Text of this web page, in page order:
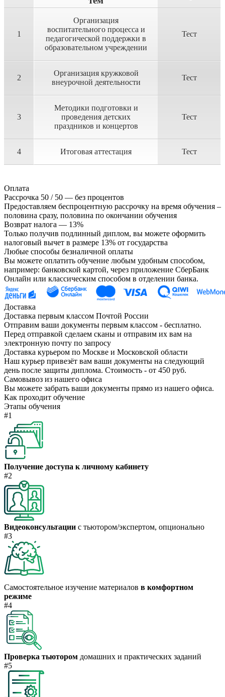
1
Организация
воспитательного процесса и
педагогической поддержки в
образовательном учреждении
Тест
2
Организация кружковой
внеурочной деятельности
Тест
3
Методики подготовки и
проведения детских
праздников и концертов
Тест
4 Итоговая аттестация Тест
Оплата
Рассрочка 50 / 50 — без процентов
Предоставляем беспроцентную рассрочку на время обучения –
половина сразу, половина по окончании обучения
Возврат налога — 13%
Только получив подлинный диплом, вы можете оформить
налоговый вычет в размере 13% от государства
Любые способы безналичной оплаты
Вы можете оплатить обучение любым удобным способом,
например: банковской картой, через приложение СберБанк
Онлайн или классическим способом в отделении банка.
Доставка
Доставка первым классом Почтой России
Отправим ваши документы первым классом - бесплатно.
Перед отправкой сделаем сканы и отправим их вам на
электронную почту по запросу
Доставка курьером по Москве и Московской области
Наш курьер привезёт вам ваши документы на следующий
день после защиты диплома. Стоимость - от 450 руб.
Самовывоз из нашего офиса
Вы можете забрать ваши документы прямо из нашего офиса.
Как проходит обучение
Этапы обучения
#1
Получение доступа к личному кабинету
#2
Видеоконсультации с тьютором/экспертом, опционально
#3
Самостоятельное изучение материалов в комфортном
режиме
#4
Проверка тьютором домашних и практических заданий
#5